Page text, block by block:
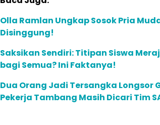
Olla Ramlan Ungkap Sosok Pria
Disinggung!
Saksikan Sendiri: Titipan Siswa
bagi Semua? Ini Faktanya!
Dua Orang Jadi Tersangka Longsor
Pekerja Tambang Masih Dicari Tim